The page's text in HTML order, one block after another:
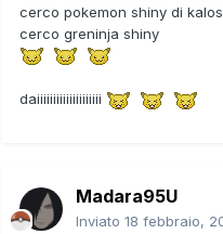
cerco pokemon shiny di
cerco greninja shiny
daiiiiiiiiiiiiiiiiiiii
Madara95U
Inviato 18 febbraio,